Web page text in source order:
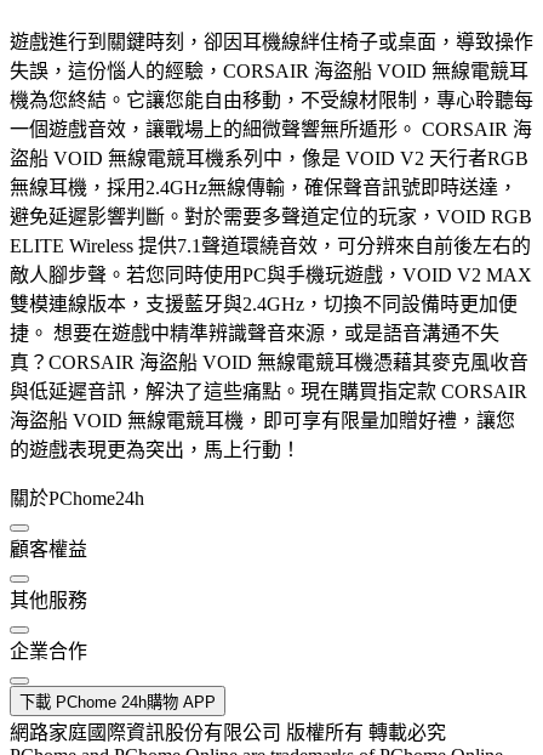
遊戲進行到關鍵時刻，卻因耳機線絆住椅子或桌面，導致操作
失誤，這份惱人的經驗，CORSAIR 海盜船 VOID 無線電競耳
機為您終結。它讓您能自由移動，不受線材限制，專心聆聽每
一個遊戲音效，讓戰場上的細微聲響無所遁形。 CORSAIR 海
盜船 VOID 無線電競耳機系列中，像是 VOID V2 天行者RGB
無線耳機，採用2.4GHz無線傳輸，確保聲音訊號即時送達，
避免延遲影響判斷。對於需要多聲道定位的玩家，VOID RGB
ELITE Wireless 提供7.1聲道環繞音效，可分辨來自前後左右的
敵人腳步聲。若您同時使用PC與手機玩遊戲，VOID V2 MAX
雙模連線版本，支援藍牙與2.4GHz，切換不同設備時更加便
捷。 想要在遊戲中精準辨識聲音來源，或是語音溝通不失
真？CORSAIR 海盜船 VOID 無線電競耳機憑藉其麥克風收音
與低延遲音訊，解決了這些痛點。現在購買指定款 CORSAIR
海盜船 VOID 無線電競耳機，即可享有限量加贈好禮，讓您
的遊戲表現更為突出，馬上行動！
關於PChome24h
顧客權益
其他服務
企業合作
下載 PChome 24h購物 APP
網路家庭國際資訊股份有限公司 版權所有 轉載必究